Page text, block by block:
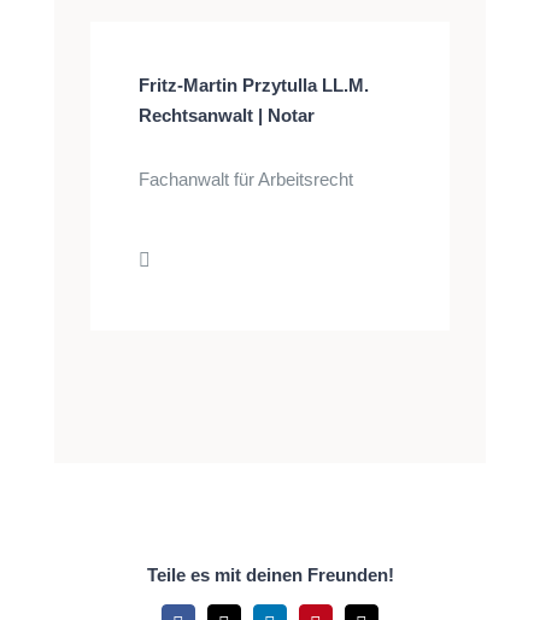
Fritz-Martin Przytulla LL.M.
Rechtsanwalt | Notar
Fachanwalt für Arbeitsrecht
Teile es mit deinen Freunden!